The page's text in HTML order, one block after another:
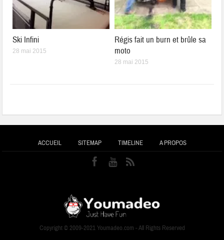
Ski Infini
28 mai 2015
Régis fait un burn et brûle sa
moto
28 mai 2015
ACCUEIL SITEMAP TIMELINE A PROPOS
Copyright © 2009-2021 Youmadeo.com - All Rights Reserved